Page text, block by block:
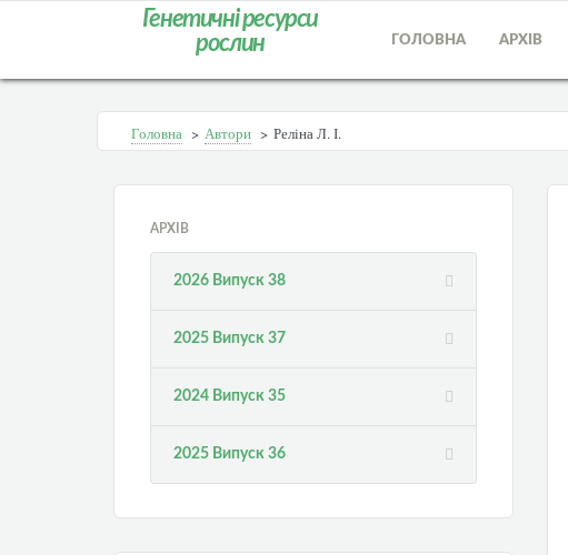
Генетичні ресурси
рослин
ГОЛОВНА АРХІВ
Головна > Автори > Реліна Л. І.
АРХІВ
2026 Випуск 38
2025 Випуск 37
2024 Випуск 35
2025 Випуск 36